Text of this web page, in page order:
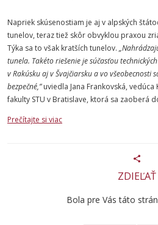
Napriek skúsenostiam je aj v alpských
tunelov, teraz tiež skôr obvyklou praxou
Týka sa to však kratších tunelov.
tunela. Takéto riešenie je súčasťou
v Rakúsku aj v Švajčiarsku a vo všeobecnosti
bezpečné,”uviedla Jana Frankovská,
fakulty STU v Bratislave, ktorá sa zaoberá
Prečítajte si viac
ZDIEĽAŤ
Bola pre Vás táto